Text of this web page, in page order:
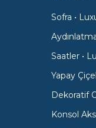
Sofra •
Saatler •
Yapay
Dekoratif
Konsol